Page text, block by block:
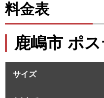
料金表
鹿嶋市 ポ
サイズ